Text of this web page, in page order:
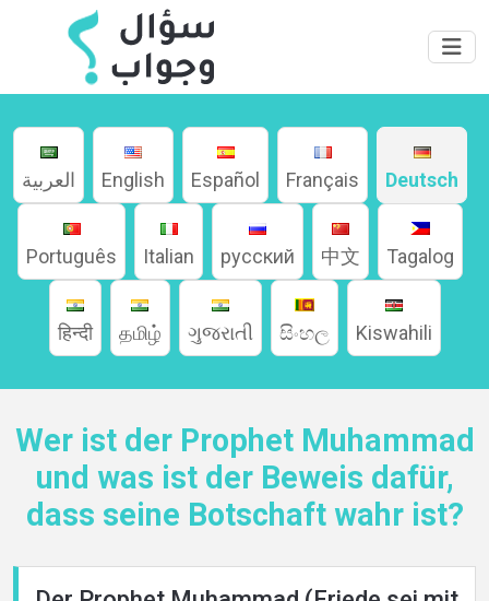
العربية English Español Français Deutsch
Português Italian русский 中文 Tagalog
हिन्दी தமிழ் ગુજરાતી සිංහල Kiswahili
Wer ist der Prophet Muhammad
und was ist der Beweis dafür,
dass seine Botschaft wahr ist?